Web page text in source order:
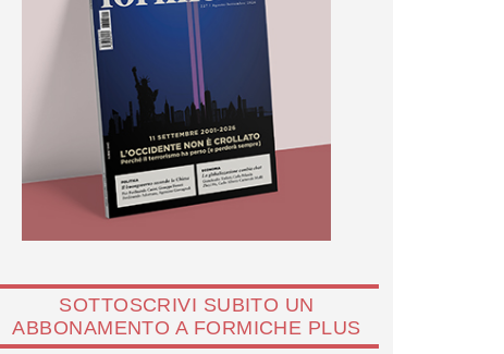
SOTTOSCRIVI SUBITO UN
ABBONAMENTO A FORMICHE PLUS